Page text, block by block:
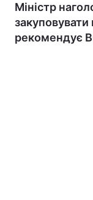
Міністр
закуповувати
рекомендує